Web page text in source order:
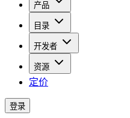
产品
目录
开发者
资源
定价
登录